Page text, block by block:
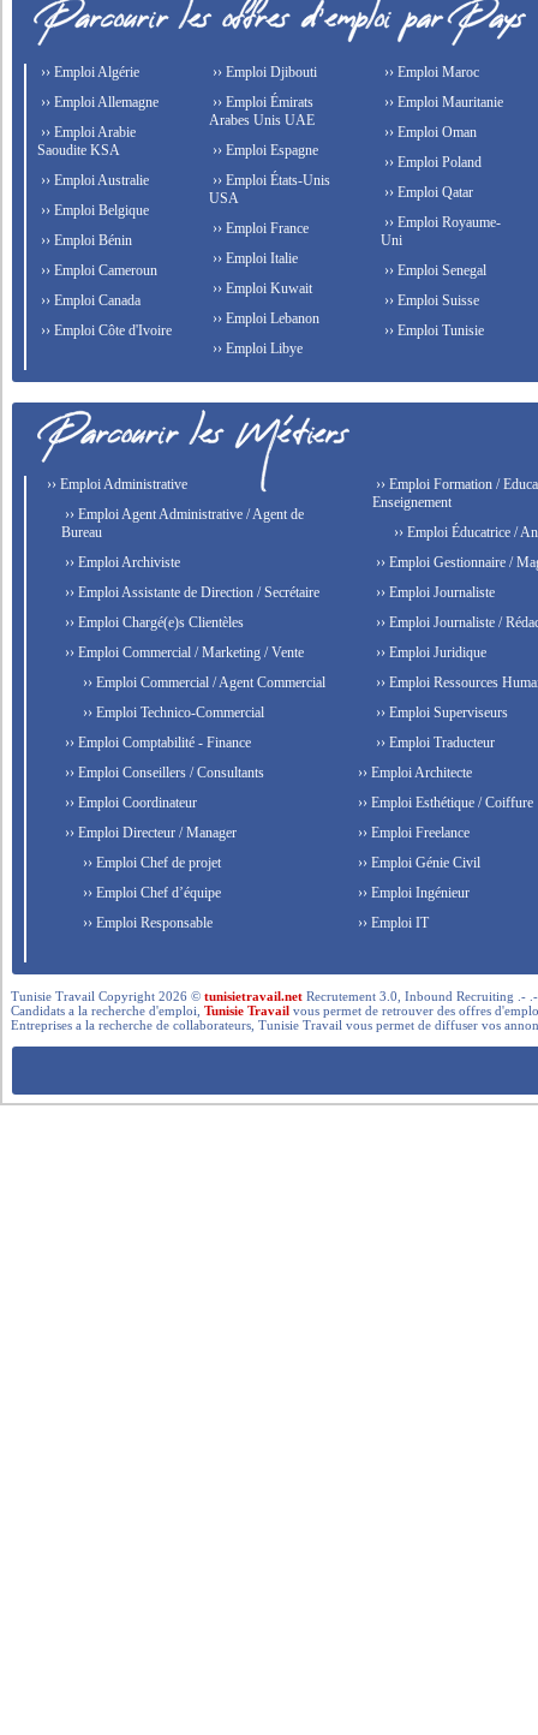
›› Emploi Algérie
›› Emploi Allemagne
›› Emploi Arabie
Saoudite KSA
›› Emploi Australie
›› Emploi Belgique
›› Emploi Bénin
›› Emploi Cameroun
›› Emploi Canada
›› Emploi Côte d'Ivoire
›› Emploi Djibouti
›› Emploi Émirats
Arabes Unis UAE
›› Emploi Espagne
›› Emploi États-Unis
USA
›› Emploi France
›› Emploi Italie
›› Emploi Kuwait
›› Emploi Lebanon
›› Emploi Libye
›› Emploi Maroc
›› Emploi Mauritanie
›› Emploi Oman
›› Emploi Poland
›› Emploi Qatar
›› Emploi Royaume-
Uni
›› Emploi Senegal
›› Emploi Suisse
›› Emploi Tunisie
›› Emploi Administrative
›› Emploi Agent Administrative / Agent de
Bureau
›› Emploi Archiviste
›› Emploi Assistante de Direction / Secrétaire
›› Emploi Chargé(e)s Clientèles
›› Emploi Commercial / Marketing / Vente
›› Emploi Commercial / Agent Commercial
›› Emploi Technico-Commercial
›› Emploi Comptabilité - Finance
›› Emploi Conseillers / Consultants
›› Emploi Coordinateur
›› Emploi Directeur / Manager
›› Emploi Chef de projet
›› Emploi Chef d’équipe
›› Emploi Responsable
›› Emploi Formation /
Enseignement
›› Emploi Éducatrice /
›› Emploi Gestionnaire /
›› Emploi Journaliste
›› Emploi Journaliste /
›› Emploi Juridique
›› Emploi Ressources
›› Emploi Superviseurs
›› Emploi Traducteur
›› Emploi Architecte
›› Emploi Esthétique / Coiffure
›› Emploi Freelance
›› Emploi Génie Civil
›› Emploi Ingénieur
›› Emploi IT
Tunisie Travail Copyright 2026 ©tunisietravail.net Recrutement 3.0, Inbound Recruiting .-
Candidats a la recherche d'emploi,Tunisie Travail vous permet de retrouver des offres
Entreprises a la recherche de collaborateurs, Tunisie Travail vous permet de diffuser vos